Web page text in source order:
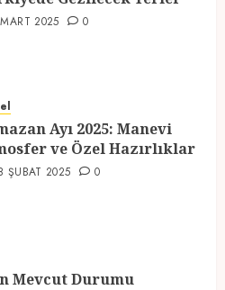
ve Özel Hazırlıklar
ŞUBAT 2025 0
2025 0
Ayı 2025: Manevi
ve Özel Hazırlıklar
ŞUBAT 2025 0
Mevcut Durumu